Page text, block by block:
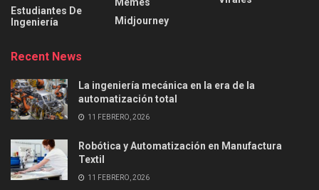
Estudiantes De
Ingeniería
Midjourney
Recent News
La ingeniería mecánica en la era de la
automatización total
11 FEBRERO, 2026
Robótica y Automatización en Manufactura
Textil
11 FEBRERO, 2026